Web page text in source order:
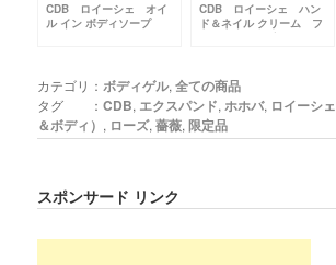
CDB ロイーシェ オイ
ル イン ボディソープ
CDB ロイーシェ ハン
ド＆ネイル クリーム フ
ェミニンローズ
カテゴリ： ボディゲル,全ての商品
タグ ：CDB, エクスパンド, ホホバ, ロイーシェ
＆ボディ） , ローズ,薔薇,限定品
スポンサード リンク